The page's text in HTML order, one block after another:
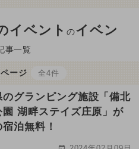
イベントのイベン
事一覧
ージ 全4件
のグランピング施設「備北
園 湖畔ステイズ庄原」が
泊無料！